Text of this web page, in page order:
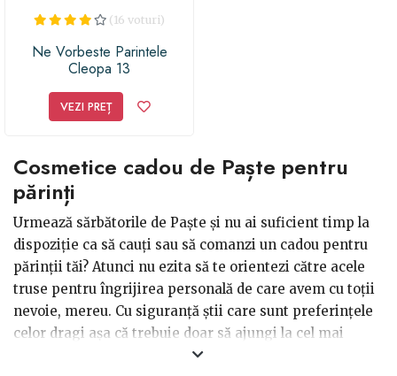
(16 voturi)
Ne Vorbeste Parintele
Cleopa 13
VEZI PREȚ
Cosmetice cadou de Paște pentru
părinți
Urmează sărbătorile de Paște și nu ai suficient timp la
dispoziție ca să cauți sau să comanzi un cadou pentru
părinții tăi? Atunci nu ezita să te orientezi către acele
truse pentru îngrijirea personală de care avem cu toții
nevoie, mereu. Cu siguranță știi care sunt preferințele
celor dragi așa că trebuie doar să ajungi la cel mai
apropiat magazin și să alegi exact acele produse pe